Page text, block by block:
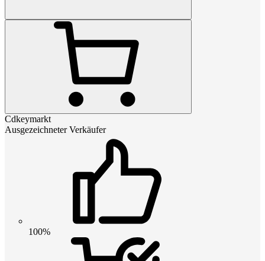
Cdkeymarkt
Ausgezeichneter Verkäufer
100%